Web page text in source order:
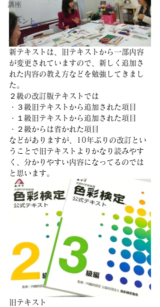
講座
イベント
メイク
新テキストは、旧テキストから一部内容
が変更されていますので、新しく追加さ
れた内容の教え方などを勉強してきまし
た。
２級の改訂版テキストでは
・３級旧テキストから追加された項目
・１級旧テキストから追加された項目
・２級からは省かれた項目
などがありますが、10年ぶりの改訂とい
うことで旧テキストよりかなり読みやす
く、分かりやすい内容になってるのでは
と思います。
旧テキスト